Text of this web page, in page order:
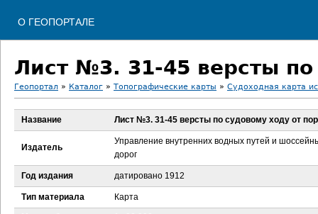
О ГЕОПОРТАЛЕ
Лист №3. 31-45 версты по
В
з
д
Геопортал » Каталог » Топографические карты » Судоходная карта
Название Лист №3. 31-45 версты по судовому ходу от
Издатель
Управление внутренних водных путей и
дорог
Год издания датировано 1912
Тип материала Карта